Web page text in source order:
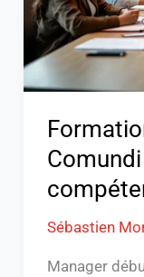
Sébastien
Manager
compétences
managériales